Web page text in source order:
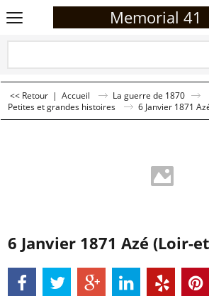
Memorial 41
<< Retour | Accueil
La guerre de 1870
Petites et grandes histoires
6 Janvier 1871
6 Janvier 1871 Azé (Loir-